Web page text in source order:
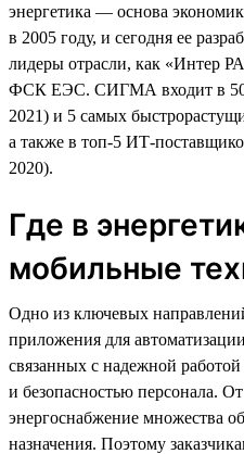
энергетика — основа
в 2005 году, и сегодня ее
лидеры отрасли, как «Интер
ФСК ЕЭС. СИГМА входит в 50
2021) и 5 самых
а также в топ-5 ИТ-
2020).
Где в
мобильные
Одно из ключевых
приложения для
связанных с надежной
и безопасностью персонала.
энергоснабжение множества
назначения. Поэтому